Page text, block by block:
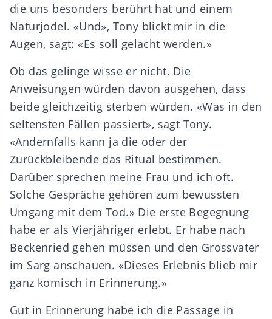
die uns besonders berührt hat und einem
Naturjodel. «Und», Tony blickt mir in die
Augen, sagt: «Es soll gelacht werden.»
Ob das gelinge wisse er nicht. Die
Anweisungen würden davon ausgehen, dass
beide gleichzeitig sterben würden. «Was in den
seltensten Fällen passiert», sagt Tony.
«Andernfalls kann ja die oder der
Zurückbleibende das Ritual bestimmen.
Darüber sprechen meine Frau und ich oft.
Solche Gespräche gehören zum bewussten
Umgang mit dem Tod.» Die erste Begegnung
habe er als Vierjähriger erlebt. Er habe nach
Beckenried gehen müssen und den Grossvater
im Sarg anschauen. «Dieses Erlebnis blieb mir
ganz komisch in Erinnerung.»
Gut in Erinnerung habe ich die Passage in